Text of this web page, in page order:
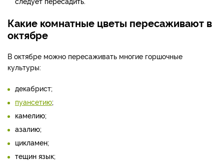
Какие комнатные цветы пересаживают в
октябре
В октябре можно пересаживать многие горшочные
культуры:
декабрист;
пуансетию;
камелию;
азалию;
цикламен;
тещин язык;